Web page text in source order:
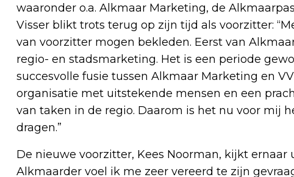
waaronder o.a. Alkmaar Marketing, de
Visser blikt trots terug op zijn tijd als voorzitter:
van voorzitter mogen bekleden. Eerst van
regio- en stadsmarketing. Het is een periode
succesvolle fusie tussen Alkmaar Marketing en
organisatie met uitstekende mensen en een
van taken in de regio. Daarom is het nu voor mij
dragen.”
De nieuwe voorzitter, Kees Noorman, kijkt
Alkmaarder voel ik me zeer vereerd te zijn